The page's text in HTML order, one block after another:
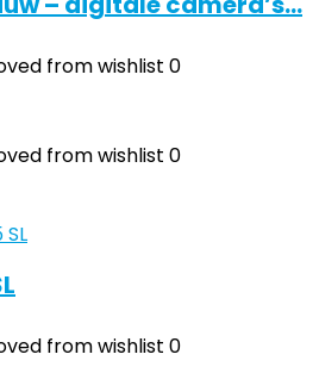
from wishlist 0
from wishlist 0
from wishlist 0